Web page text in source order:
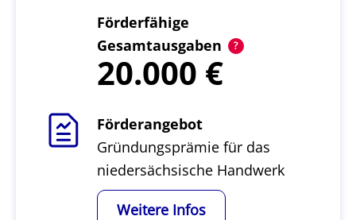
Förderfähige
Gesamtausgaben
20.000
Förderangebot
Gründungsprämie für das
niedersächsische Handwerk
Weitere Infos